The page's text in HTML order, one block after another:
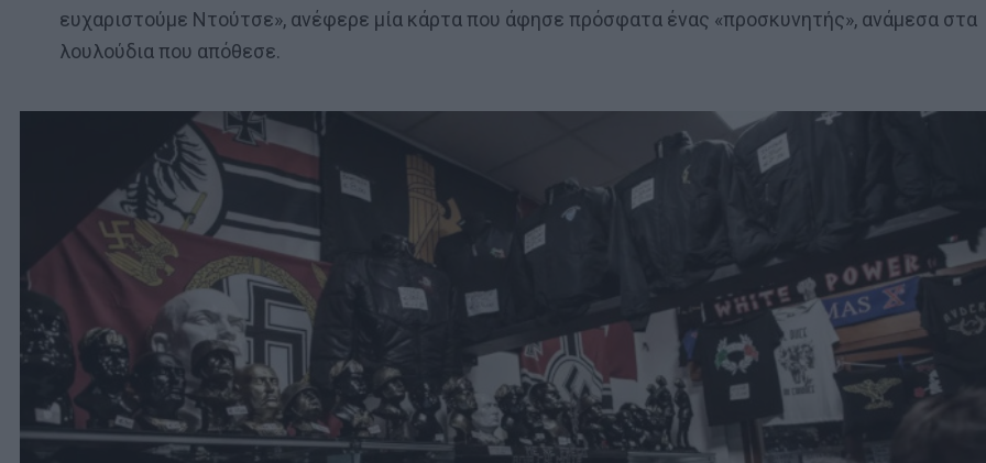
ευχαριστούμε Ντούτσε», ανέφερε μία κάρτα που άφησε πρόσφατα ένας «προσκυνητής», ανάμεσα στα
λουλούδια που απόθεσε.